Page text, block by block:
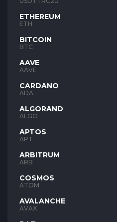
ETHEREUM
ETH
BITCOIN
BTC
AAVE
AAVE
CARDANO
ADA
ALGORAND
ALGO
APTOS
APT
ARBITRUM
ARB
COSMOS
ATOM
AVALANCHE
AVAX